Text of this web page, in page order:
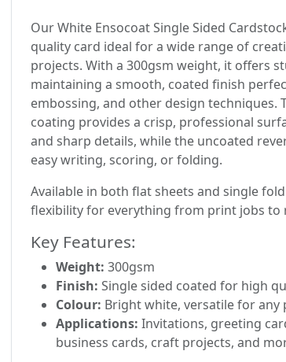
Our White Ensocoat Single Sided
quality card ideal for a wide range of
projects. With a 300gsm weight, it offers
maintaining a smooth, coated finish
embossing, and other design techniques.
coating provides a crisp, professional
and sharp details, while the uncoated
easy writing, scoring, or folding.
Available in both flat sheets and single
flexibility for everything from print jobs to
Key Features:
Weight: 300gsm
Finish: Single sided coated for high
Colour: Bright white, versatile for any
Applications: Invitations, greeting
business cards, craft projects, and